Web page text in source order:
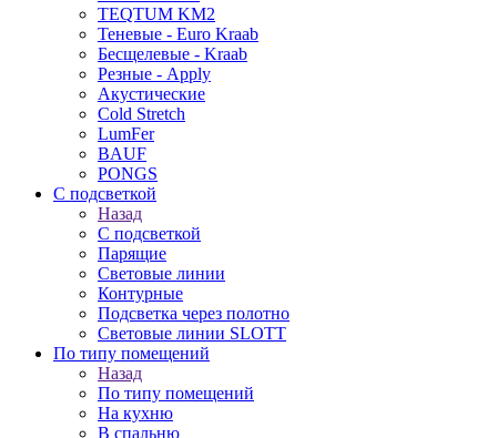
TEQTUM KM2
Теневые - Euro Kraab
Бесщелевые - Kraab
Резные - Apply
Акустические
Cold Stretch
LumFer
BAUF
PONGS
С подсветкой
Назад
С подсветкой
Парящие
Световые линии
Контурные
Подсветка через полотно
Световые линии SLOTT
По типу помещений
Назад
По типу помещений
На кухню
В спальню